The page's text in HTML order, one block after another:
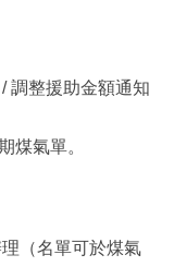
調整援助金額通知
煤氣單。
（名單可於煤氣